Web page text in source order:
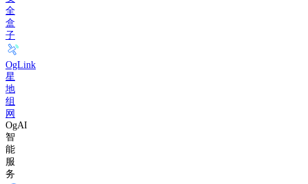
全
盒
子
OgLink
星
地
组
网
OgAI
智
能
服
务